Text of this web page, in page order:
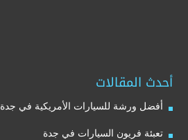
أحدث المقالات
أفضل ورشة للسيارات الأمريكية في جدة
تعبئة فريون السيارات في جدة